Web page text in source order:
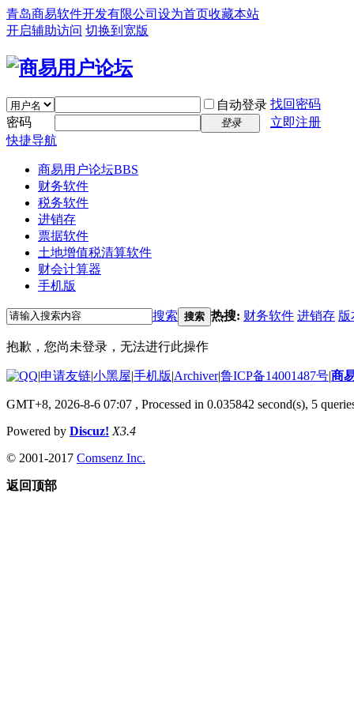
青岛商易软件开发有限公司 设为首页收藏本站
开启辅助访问 切换到宽版
自动登录 找回密码
密码
登录
立即注册
快捷导航
商易用户论坛BBS
财务软件
税务软件
进销存
票据软件
土地增值税清算软件
财会计算器
手机版
搜索 搜索 热搜: 财务软件 进销存 版
抱歉，您尚未登录，无法进行此操作
|申请友链|小黑屋|手机版|Archiver|鲁ICP备14001487号|商
GMT+8, 2026-8-6 07:07 , Processed in 0.035842 second(s), 5
Powered by Discuz! X3.4
© 2001-2017 Comsenz Inc.
返回顶部